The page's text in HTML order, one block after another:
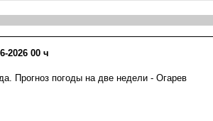
2026 00 ч
Прогноз погоды на две недели - Огаре